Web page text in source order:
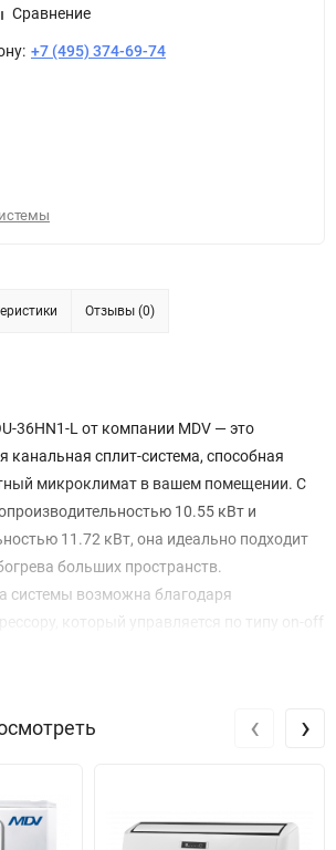
Сравнение
+7 (495) 374-69-74
Отзывы (0)
36HN1-L от компании MDV — это
канальная сплит-система, способная
микроклимат в вашем помещении. С
10.55 кВт и
11.72 кВт, она идеально подходит
больших пространств.
системы возможна благодаря
который управляется по типу on-off
производительность в широком
Внутренний блок работает на
шума всего 38 дБ, что делает его
‹ ›